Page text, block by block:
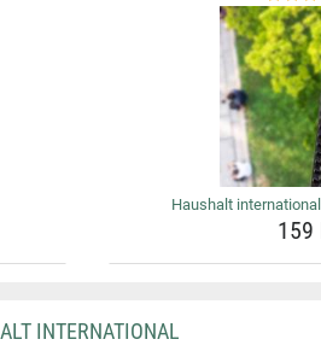
Haushalt
159
INTERNATIONAL